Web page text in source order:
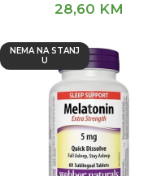
28,60 KM
NEMA NA STANJ
U